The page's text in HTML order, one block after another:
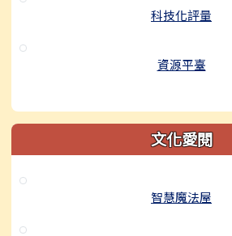
科技化評量
資源平臺
文化愛閱
智慧魔法屋